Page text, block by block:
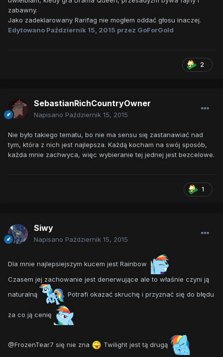
zabawny.
Jako zadeklarowany Rarifag nie mogłem oddać głosu inaczej.
Edytowano Październik 15, 2015 przez GoForGold
2
SebastianRichCountryOwner
Napisano Październik 15, 2015
Nie było takiego tematu, bo nie ma sensu się zastanawiać nad
tym, która z nich jest najlepsza. Każdą kocham na swój sposób,
każda mnie zachwyca, więc wybieranie tej jednej jest bezcelowe.
1
Siwy
Napisano Październik 15, 2015
Dla mnie najlepsiejszym kucem jest Rainbow
Czasem jej zachowanie jest denerwujące ale to właśnie czyni ją
naturalną
Potrafi okazać skruchę i przyznać się do błędu
za co ją cenię
@FrozenTear7 się nie zna Twilight jest tą drugą